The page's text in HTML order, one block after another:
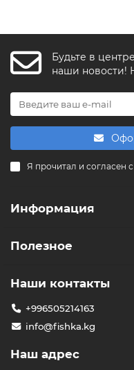
Будьте в
наши новости!
Я прочитал и согласен
Информация
Полезное
Наши контакты
+996505214163
info@fishka.kg
Наш адрес
F FishkaAI
Обычно
Чем можем